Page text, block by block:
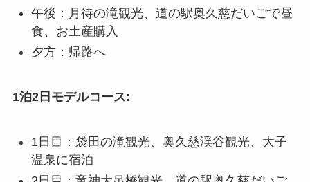
午後：月待の滝観光、道の駅奥久慈だいごで昼
食、お土産購入
夕方：帰路へ
1泊2日モデルコース:
1日目：袋田の滝観光、奥久慈渓谷観光、大子
温泉に宿泊